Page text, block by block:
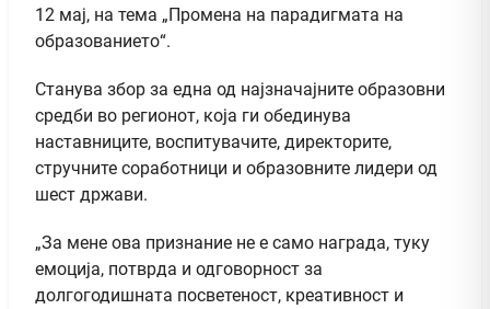
12 мај, на тема „Промена на парадигмата на
образованието“.
Станува збор за една од најзначајните образовни
средби во регионот, која ги обединува
наставниците, воспитувачите, директорите,
стручните соработници и образовните лидери од
шест држави.
„За мене ова признание не е само награда, туку
емоција, потврда и одговорност за
долгогодишната посветеност, креативност и